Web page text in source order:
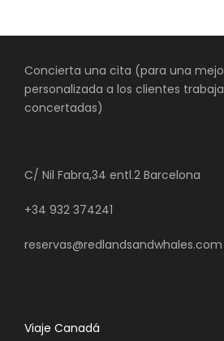
Concierta una cita (para una
personalizada a los clientes
concertadas)
C/ Nil Fabra,34 entl.2 Barcelona
+34 932 374241
reservas@redlandsandwhales.com
Viaje Canadá